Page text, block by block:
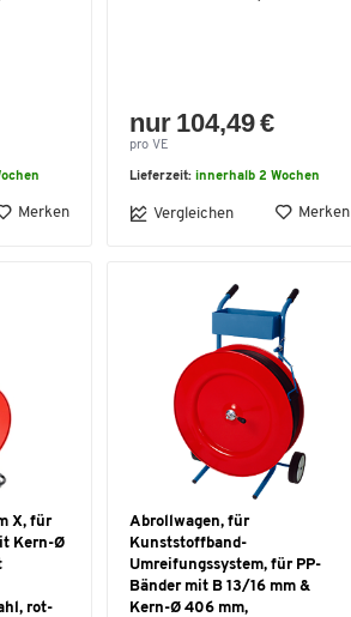
Merken
nur 104,49 €
pro VE
Lieferzeit: innerhalb 2 Wochen
Vergleichen Merken
X, für
Kern-Ø
rot-
Abrollwagen, für
Kunststoffband-
Umreifungssystem, für PP-
Bänder mit B 13/16 mm &
Kern-Ø 406 mm,